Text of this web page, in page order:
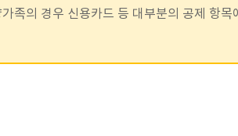
족의 경우 신용카드 등 대부분의 공제 항목